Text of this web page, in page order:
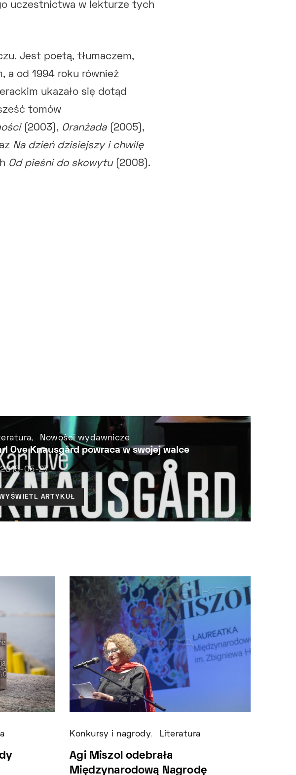
uczestnictwa w lekturze tych
Jest poetą, tłumaczem,
a od 1994 roku również
ukazało się dotąd
tomów
(2003), Oranżada(2005),
Na dzień dzisiejszy i chwilę
Od pieśni do skowytu(2008).
Nowości wydawnicze
Ove Knausgård powraca w swojej walce
2015-05-27
ARTYKUŁ
Konkursy i nagrody Literatura
Agi Miszol odebrała
Międzynarodową Nagrodę